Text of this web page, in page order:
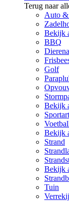
Terug naar
Auto &
Bekijk
BBQ
Golf
Bekijk
Bekijk
Strand
Bekijk
Tuin